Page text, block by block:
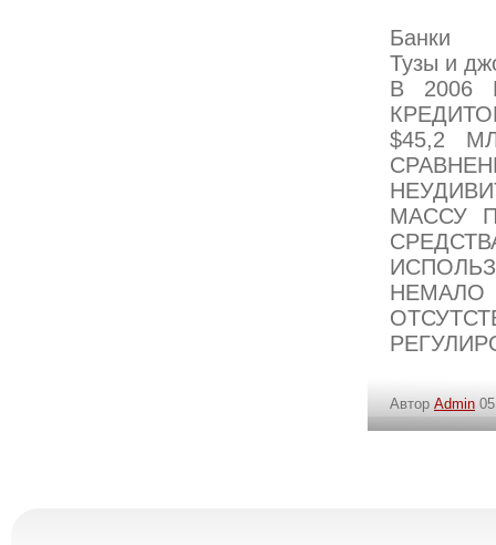
Банки
Тузы и
В 2006
$45,2
МАССУ
Автор Admin